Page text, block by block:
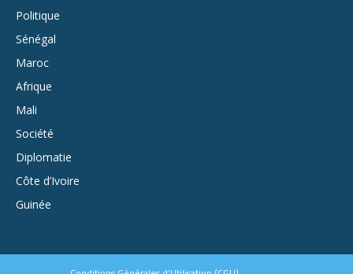
Politique
Sénégal
Maroc
Afrique
Mali
Société
Diplomatie
Côte d’Ivoire
Guinée